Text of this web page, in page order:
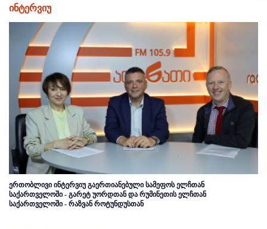
ინტერვიუ
ერთობლივი ინტერვიუ გაერთიანებული სამეფოს ელჩთან
საქართველოში - გარეტ უორდთან და რუმინეთის ელჩთან
საქართველოში - რაზვან როტუნდუსთან